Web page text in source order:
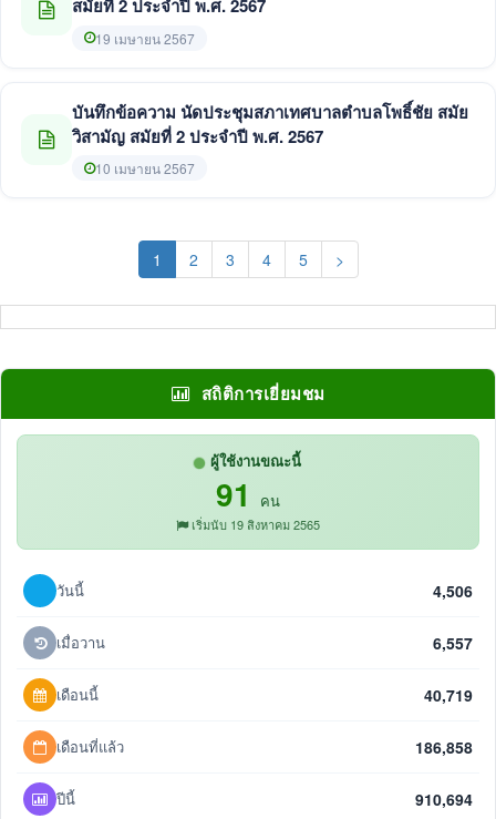
สมัยที่ 2 ประจำปี พ.ศ. 2567
19 เมษายน 2567
บันทึกข้อความ นัดประชุมสภาเทศบาลตำบลโพธิ์ชัย สมัย
วิสามัญ สมัยที่ 2 ประจำปี พ.ศ. 2567
10 เมษายน 2567
1 (current)
2 3 4 5 >
สถิติการเยี่ยมชม
ผู้ใช้งานขณะนี้
91 คน
เริ่มนับ 19 สิงหาคม 2565
วันนี้ 4,506
เมื่อวาน 6,557
เดือนนี้ 40,719
เดือนที่แล้ว 186,858
ปีนี้ 910,694